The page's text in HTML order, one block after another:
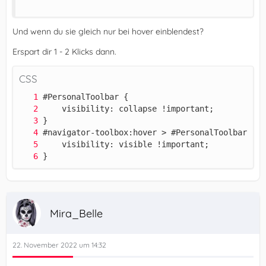
Und wenn du sie gleich nur bei hover einblendest?
Erspart dir 1 - 2 Klicks dann.
CSS
}
Mira_Belle
22. November 2022 um 14:32